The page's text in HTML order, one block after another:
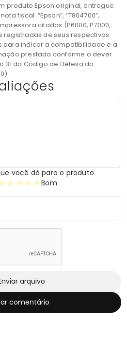
produto Epson original, entregue
fiscal. “Epson”, “T804700”,
citados (P6000, P7000,
registradas de seus respectivos
para indicar a compatibilidade e a
prestada conforme o dever
do Código de Defesa do
você dá para o produto
★
★
★
★ Bom
arquivo
comentário